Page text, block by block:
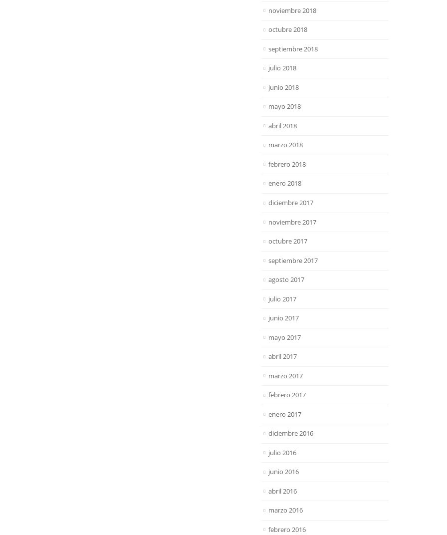
noviembre 2018
octubre 2018
septiembre 2018
julio 2018
junio 2018
mayo 2018
abril 2018
marzo 2018
febrero 2018
enero 2018
diciembre 2017
noviembre 2017
octubre 2017
septiembre 2017
agosto 2017
julio 2017
junio 2017
mayo 2017
abril 2017
marzo 2017
febrero 2017
enero 2017
diciembre 2016
julio 2016
junio 2016
abril 2016
marzo 2016
febrero 2016